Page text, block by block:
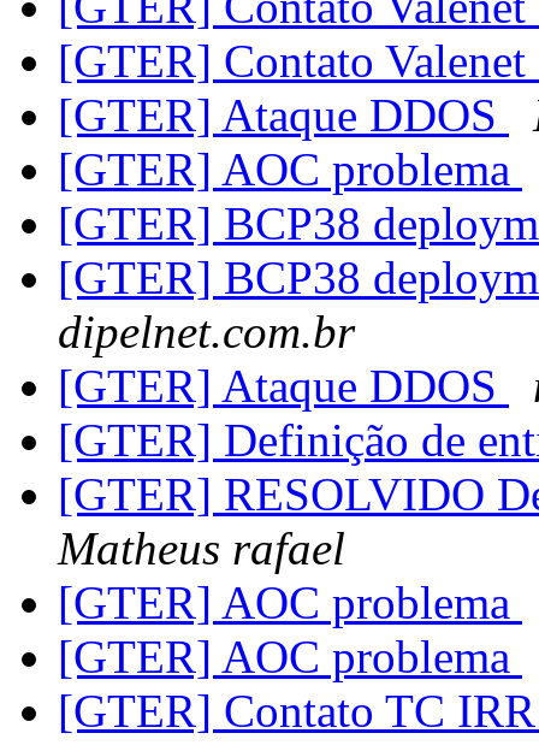
[GTER] Contato
[GTER] Ataque DDOS
[GTER] AOC problema
[GTER] BCP38
[GTER] BCP38
dipelnet.com.br
[GTER] Ataque DDOS
[GTER] Definição de
[GTER] RESOLVIDO
Matheus rafael
[GTER] AOC problema
[GTER] AOC problema
[GTER] Contato TC